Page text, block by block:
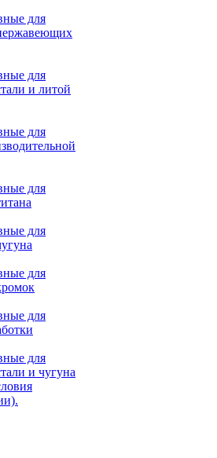
для
для
и литой
для
для
для
для
для
для
и чугуна